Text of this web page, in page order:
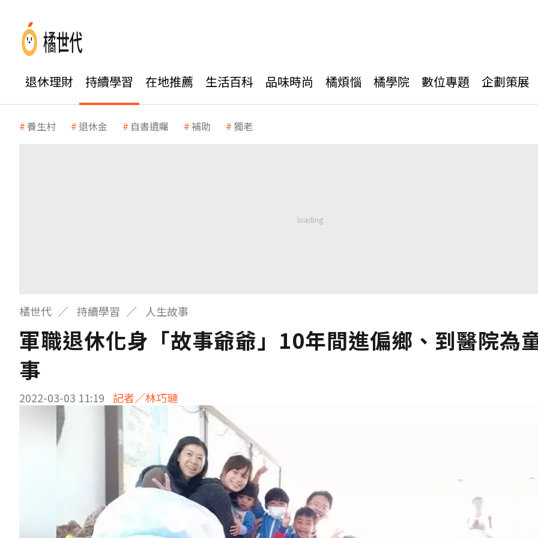
退休理財 持續學習 在地推薦 生活百科 品味時尚 橘煩惱 橘學院 數位專題 企劃策展
養生村 退休金 自書遺囑 補助 獨老
橘世代 持續學習 人生故事
軍職退休化身「故事爺爺」10年間進偏鄉、到醫院為
事
2022-03-03 11:19 記者／林巧璉